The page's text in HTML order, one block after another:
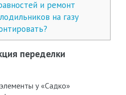
и ремонт
на газу
переделки
у «Садко»